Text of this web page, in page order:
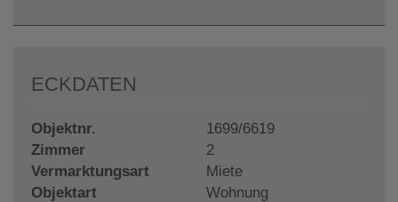
ECKDATEN
Objektnr.
1699/6619
Zimmer
2
Vermarktungsart
Miete
Objektart
Wohnung